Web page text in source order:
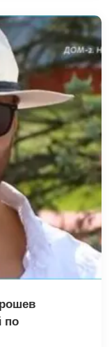
по